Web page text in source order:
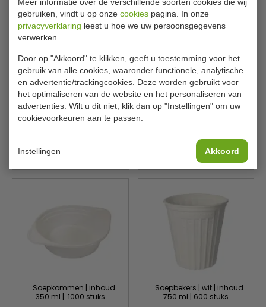
gebruiken, vindt u op onze cookies pagina. In onze
privacyverklaring leest u hoe we uw persoonsgegevens
verwerken.
Door op "Akkoord" te klikken, geeft u toestemming voor het
gebruik van alle cookies, waaronder functionele, analytische
en advertentie/trackingcookies. Deze worden gebruikt voor
het optimaliseren van de website en het personaliseren van
advertenties. Wilt u dit niet, klik dan op "Instellingen" om uw
cookievoorkeuren aan te passen.
Instellingen Akkoord
Soepbekers | wit | H6,5 x Ø12
cm | inhoud 350 ml | 500
stuks
VegwareGF046
€ 96,99 € 85,00
Bekijken
Inhoud 473 ml | To Go
Bekers | Wit Karton | 500
Stuks
Conpax79112
Bekijken
Soepkommen | inhoud
350 ml | 1000 stuks
Soepbekers | wit | inhoud
750 ml | 600 stuks